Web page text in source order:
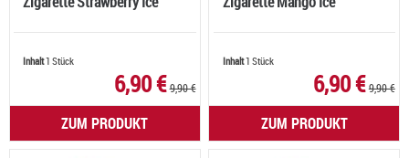
Inhalt1 Stück
6,90 €9,90 €
ZUM PRODUKT
Inhalt1 Stück
6,90 €9,90 €
ZUM PRODUKT